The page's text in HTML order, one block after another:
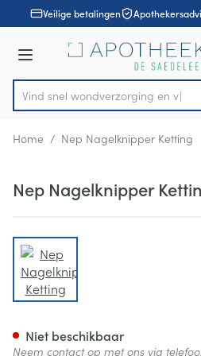
Ga naar de inhoud
1 van 1Veilige betalingen
Menu
Product, merk, categorie...
Vind snel wondverzorging
Home / Nep Nagelknipper Ketting
Nep Nagelknipper
View larger image
Niet beschikbaar
Neem contact op met ons via